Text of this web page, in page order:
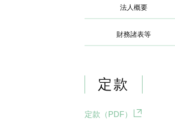
法人概要
財務諸表等
定款
定款（PDF）